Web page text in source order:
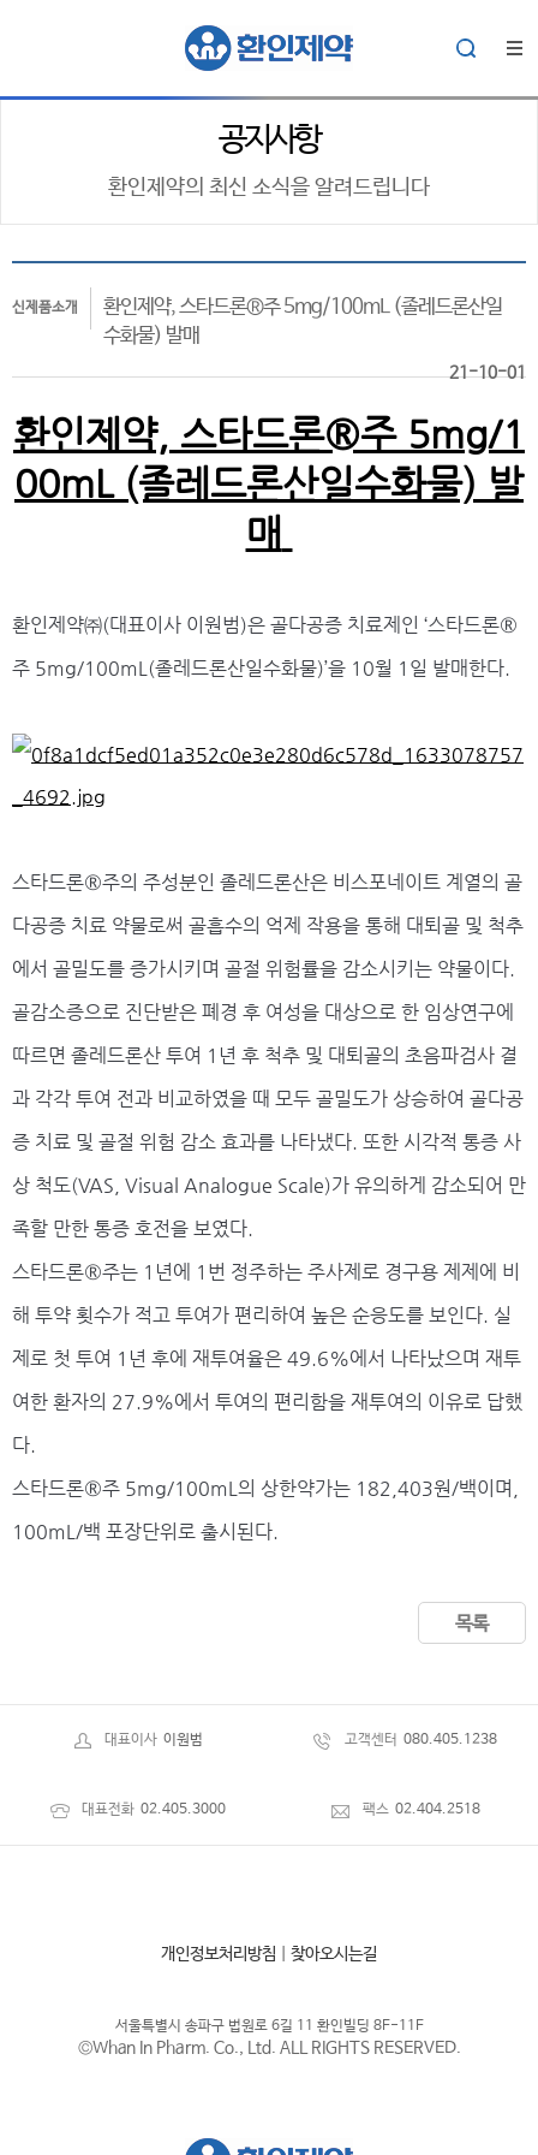
공지사항
환인제약의 최신 소식을 알려드립니다
신제품소개
환인제약, 스타드론®주 5mg/100mL (졸레드론산일
수화물) 발매
21-10-01
환인제약, 스타드론®주 5mg/1
00mL (졸레드론산일수화물) 발
매
환인제약㈜(대표이사 이원범)은 골다공증 치료제인 ‘스타드론®
주 5mg/100mL(졸레드론산일수화물)’을 10월 1일 발매한다.
스타드론®주의 주성분인 졸레드론산은 비스포네이트 계열의 골
다공증 치료 약물로써 골흡수의 억제 작용을 통해 대퇴골 및 척추
에서 골밀도를 증가시키며 골절 위험률을 감소시키는 약물이다.
골감소증으로 진단받은 폐경 후 여성을 대상으로 한 임상연구에
따르면 졸레드론산 투여 1년 후 척추 및 대퇴골의 초음파검사 결
과 각각 투여 전과 비교하였을 때 모두 골밀도가 상승하여 골다공
증 치료 및 골절 위험 감소 효과를 나타냈다. 또한 시각적 통증 사
상 척도(VAS, Visual Analogue Scale)가 유의하게 감소되어 만
족할 만한 통증 호전을 보였다.
스타드론®주는 1년에 1번 정주하는 주사제로 경구용 제제에 비
해 투약 횟수가 적고 투여가 편리하여 높은 순응도를 보인다. 실
제로 첫 투여 1년 후에 재투여율은 49.6%에서 나타났으며 재투
여한 환자의 27.9%에서 투여의 편리함을 재투여의 이유로 답했
다.
스타드론®주 5mg/100mL의 상한약가는 182,403원/백이며,
100mL/백 포장단위로 출시된다.
목록
대표이사 이원범 고객센터 080.405.1238
대표전화 02.405.3000 팩스 02.404.2518
개인정보처리방침 찾아오시는길
서울특별시 송파구 법원로 6길 11 환인빌딩 8F-11F
©Whan In Pharm. Co., Ltd. ALL RIGHTS RESERVED.